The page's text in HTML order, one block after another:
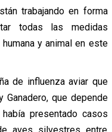
trabajando en forma
todas las medidas
y animal en este
de influenza aviar que
que depende
presentado casos
aves silvestres entre